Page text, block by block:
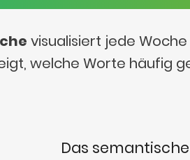
visualisiert jede
welche Worte häufig
Das